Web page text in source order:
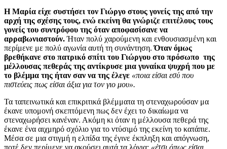
Η Μαρία είχε συστήσει τον Γιώργο στους γονείς της από την
αρχή της σχέσης τους, ενώ εκείνη θα γνώριζε επιτέλους τους
γονείς του συντρόφου της όταν αποφασίσανε να
αρραβωνιαστούν.Ήταν πολύ χαρούμενη και ενθουσιασμένη και
περίμενε με πολύ αγωνία αυτή τη συνάντηση.Όταν όμως
βρεθήκανε στο πατρικό σπίτι του Γιώργου στο πρόσωπο της
μέλλουσας πεθεράς της αντίκρυσε μια γυναίκα ψυχρή που με
το βλέμμα της ήταν σαν να της έλεγε «ποια είσαι εσύ που
πιστεύεις πως είσαι άξια για τον γιο μου».
Τα ταπεινωτικά και επικριτικά βλέμματα τη στεναχωρούσαν μα
έκανε υπομονή σκεπτόμενη πως δεν έχει το δικαίωμα να
στεναχωρήσει κανέναν. Ακόμη κι όταν η μέλλουσα πεθερά της
έκανε ένα αιχμηρό σχόλιο για το ντύσιμό της εκείνη το κατάπιε.
Μέσα σε μια στιγμή η ελπίδα της έγινε έκπληξη και απόγνωση,